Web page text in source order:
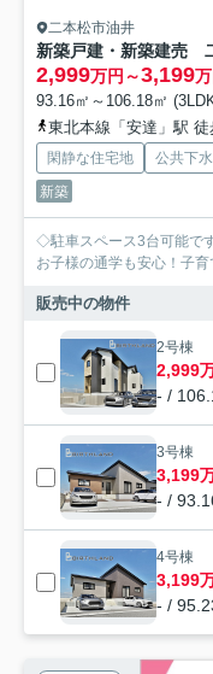
二本松市油井
2,999万円～3,199
93.16㎡～106.18㎡
東北本線「安達」駅 徒
閑静な住宅地
公共下水
新築
◇駐車スペース3台可能で
お子様の通学も安心！子
販売中の物件
2号棟
2,999
- /
3号棟
3,199
- /
4号棟
3,199
- /